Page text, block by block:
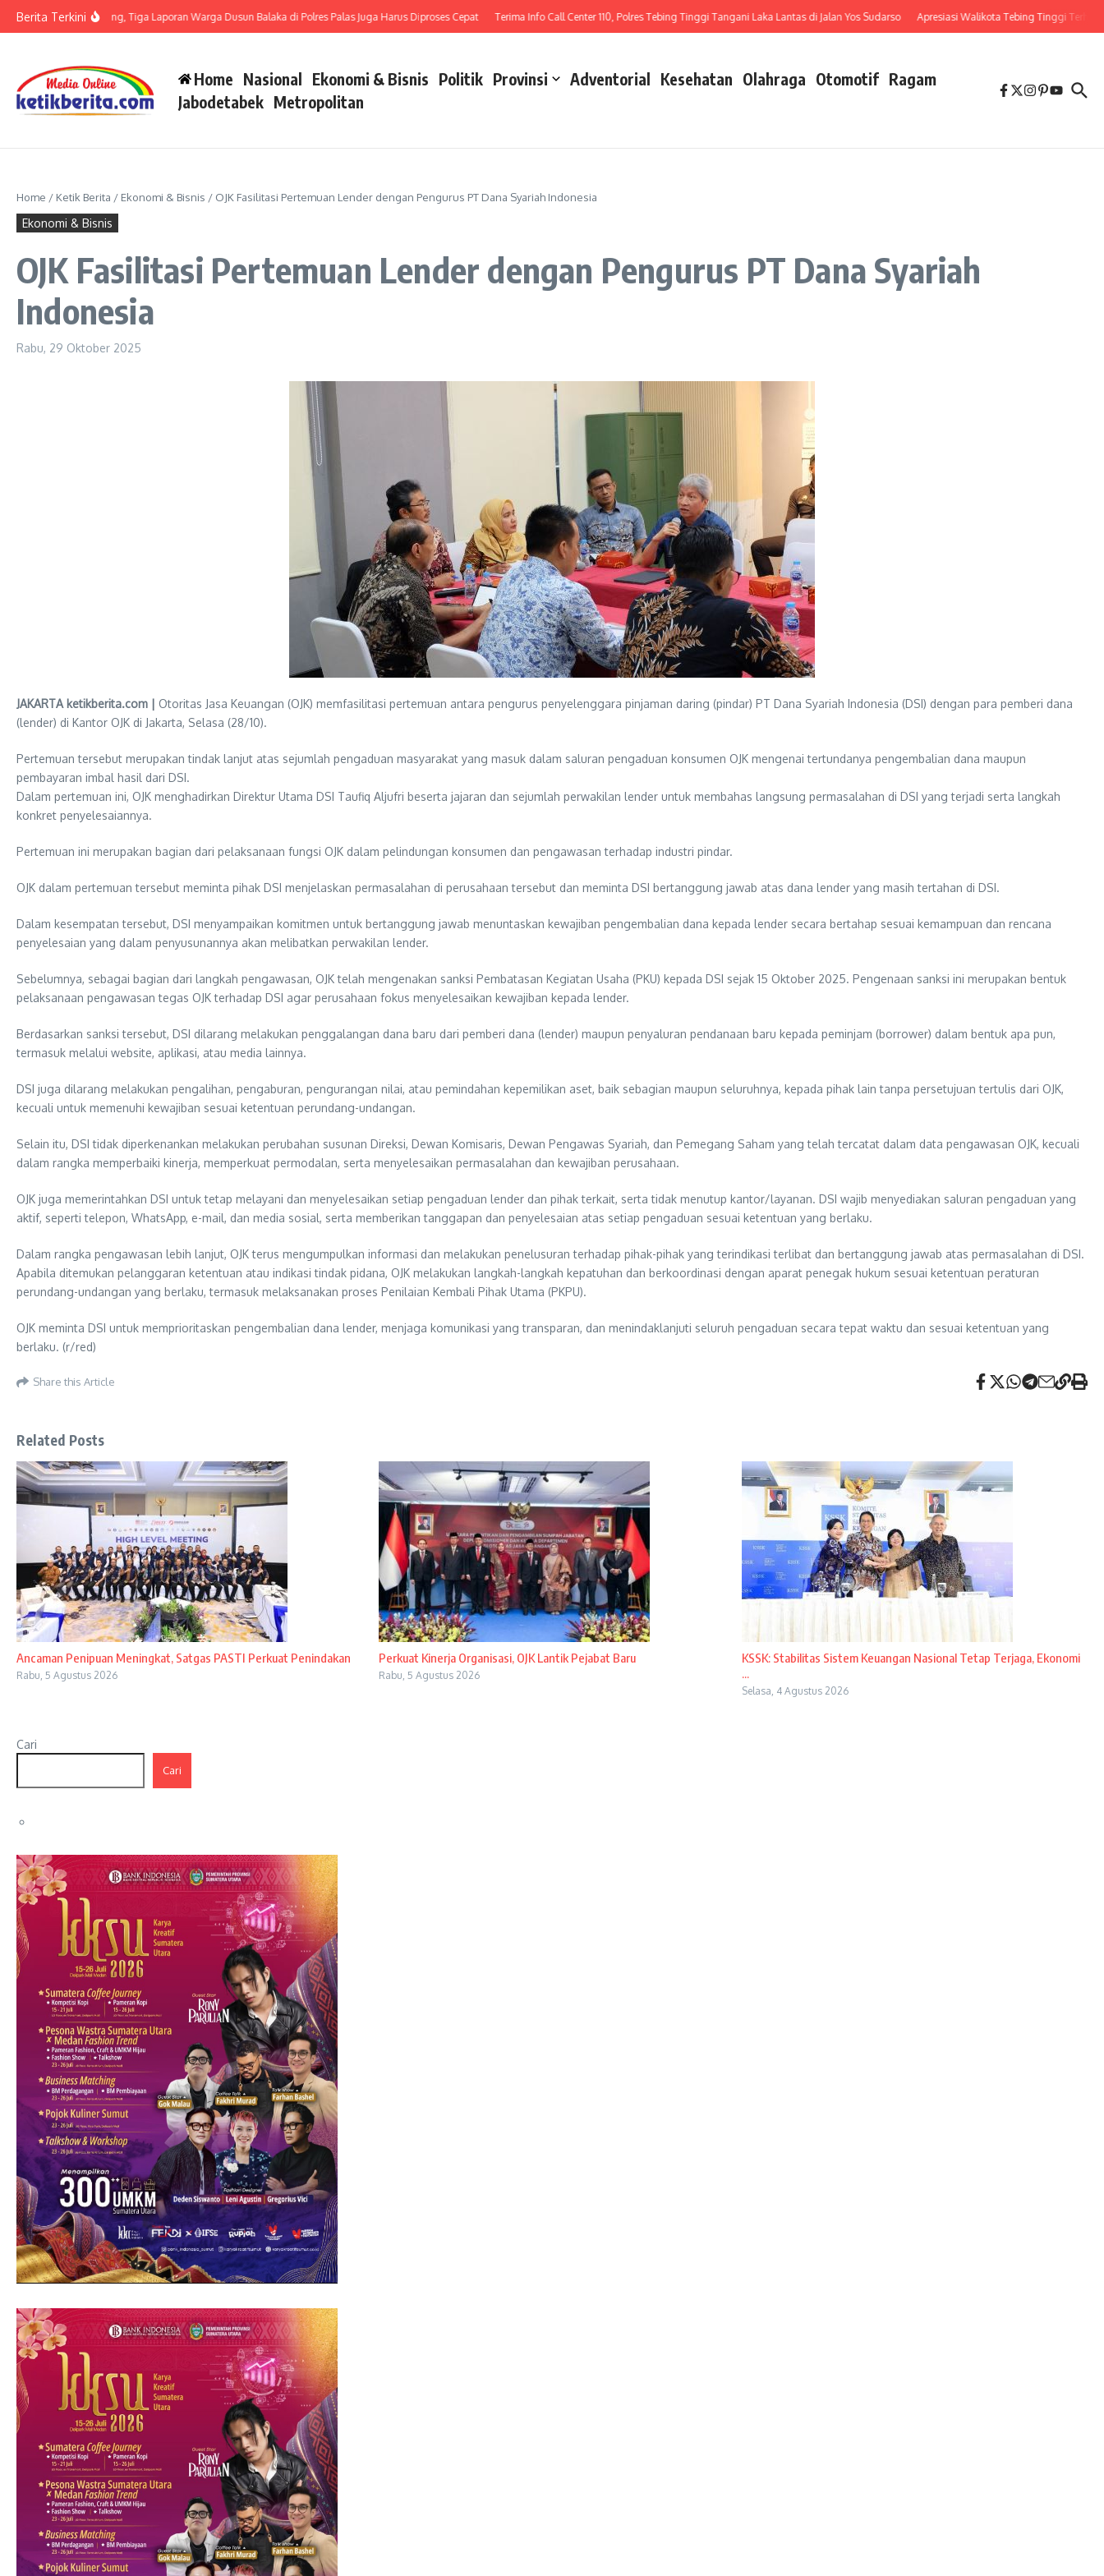
Berita Terkini
LP di Polsek Barteng, Tiga Laporan Warga Dusun Balaka di Polres Palas Juga Harus Diproses Cepat Terima Info Call Center 110, Polres Tebing Tinggi Tangani Laka Lantas di Jalan Yos Sudarso Apresiasi Walikota Tebing Tinggi Terhadap
Home Nasional Ekonomi & Bisnis Politik Provinsi Adventorial Kesehatan Olahraga Otomotif Ragam
Jabodetabek Metropolitan
Home / Ketik Berita / Ekonomi & Bisnis / OJK Fasilitasi Pertemuan Lender dengan Pengurus PT Dana Syariah Indonesia
Ekonomi & Bisnis
OJK Fasilitasi Pertemuan Lender dengan Pengurus PT Dana Syariah
Indonesia
Rabu, 29 Oktober 2025
JAKARTA ketikberita.com | Otoritas Jasa Keuangan (OJK) memfasilitasi pertemuan antara pengurus penyelenggara pinjaman daring (pindar) PT Dana Syariah Indonesia (DSI) dengan para pemberi dana
(lender) di Kantor OJK di Jakarta, Selasa (28/10).
Pertemuan tersebut merupakan tindak lanjut atas sejumlah pengaduan masyarakat yang masuk dalam saluran pengaduan konsumen OJK mengenai tertundanya pengembalian dana maupun
pembayaran imbal hasil dari DSI.
Dalam pertemuan ini, OJK menghadirkan Direktur Utama DSI Taufiq Aljufri beserta jajaran dan sejumlah perwakilan lender untuk membahas langsung permasalahan di DSI yang terjadi serta langkah
konkret penyelesaiannya.
Pertemuan ini merupakan bagian dari pelaksanaan fungsi OJK dalam pelindungan konsumen dan pengawasan terhadap industri pindar.
OJK dalam pertemuan tersebut meminta pihak DSI menjelaskan permasalahan di perusahaan tersebut dan meminta DSI bertanggung jawab atas dana lender yang masih tertahan di DSI.
Dalam kesempatan tersebut, DSI menyampaikan komitmen untuk bertanggung jawab menuntaskan kewajiban pengembalian dana kepada lender secara bertahap sesuai kemampuan dan rencana
penyelesaian yang dalam penyusunannya akan melibatkan perwakilan lender.
Sebelumnya, sebagai bagian dari langkah pengawasan, OJK telah mengenakan sanksi Pembatasan Kegiatan Usaha (PKU) kepada DSI sejak 15 Oktober 2025. Pengenaan sanksi ini merupakan bentuk
pelaksanaan pengawasan tegas OJK terhadap DSI agar perusahaan fokus menyelesaikan kewajiban kepada lender.
Berdasarkan sanksi tersebut, DSI dilarang melakukan penggalangan dana baru dari pemberi dana (lender) maupun penyaluran pendanaan baru kepada peminjam (borrower) dalam bentuk apa pun,
termasuk melalui website, aplikasi, atau media lainnya.
DSI juga dilarang melakukan pengalihan, pengaburan, pengurangan nilai, atau pemindahan kepemilikan aset, baik sebagian maupun seluruhnya, kepada pihak lain tanpa persetujuan tertulis dari OJK,
kecuali untuk memenuhi kewajiban sesuai ketentuan perundang-undangan.
Selain itu, DSI tidak diperkenankan melakukan perubahan susunan Direksi, Dewan Komisaris, Dewan Pengawas Syariah, dan Pemegang Saham yang telah tercatat dalam data pengawasan OJK, kecuali
dalam rangka memperbaiki kinerja, memperkuat permodalan, serta menyelesaikan permasalahan dan kewajiban perusahaan.
OJK juga memerintahkan DSI untuk tetap melayani dan menyelesaikan setiap pengaduan lender dan pihak terkait, serta tidak menutup kantor/layanan. DSI wajib menyediakan saluran pengaduan yang
aktif, seperti telepon, WhatsApp, e-mail, dan media sosial, serta memberikan tanggapan dan penyelesaian atas setiap pengaduan sesuai ketentuan yang berlaku.
Dalam rangka pengawasan lebih lanjut, OJK terus mengumpulkan informasi dan melakukan penelusuran terhadap pihak-pihak yang terindikasi terlibat dan bertanggung jawab atas permasalahan di DSI.
Apabila ditemukan pelanggaran ketentuan atau indikasi tindak pidana, OJK melakukan langkah-langkah kepatuhan dan berkoordinasi dengan aparat penegak hukum sesuai ketentuan peraturan
perundang-undangan yang berlaku, termasuk melaksanakan proses Penilaian Kembali Pihak Utama (PKPU).
OJK meminta DSI untuk memprioritaskan pengembalian dana lender, menjaga komunikasi yang transparan, dan menindaklanjuti seluruh pengaduan secara tepat waktu dan sesuai ketentuan yang
berlaku. (r/red)
Share this Article
Related Posts
Ancaman Penipuan Meningkat, Satgas PASTI Perkuat Penindakan
Rabu, 5 Agustus 2026
Perkuat Kinerja Organisasi, OJK Lantik Pejabat Baru
Rabu, 5 Agustus 2026
KSSK: Stabilitas Sistem Keuangan Nasional Tetap Terjaga, Ekonomi
...
Selasa, 4 Agustus 2026
Cari
Cari